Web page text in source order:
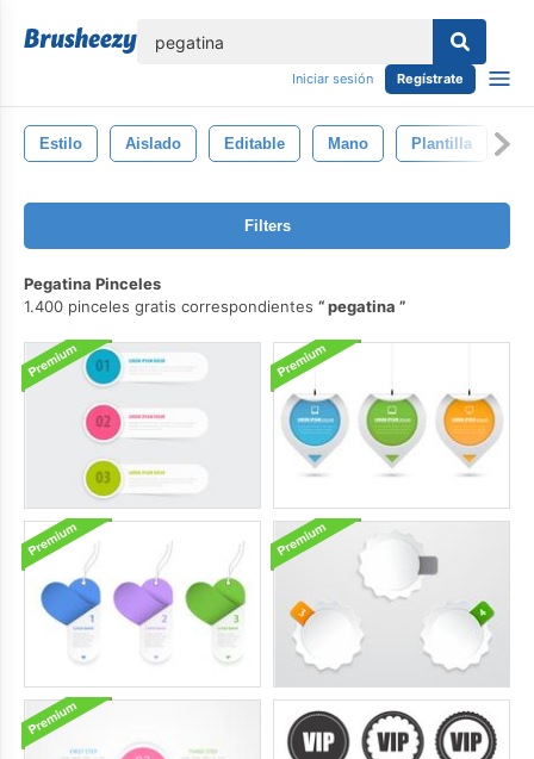
Iniciar sesión Regístrate
Estilo Aislado Editable Mano Plantilla
Filters
Pegatina Pinceles
1.400 pinceles gratis correspondientes
pegatina